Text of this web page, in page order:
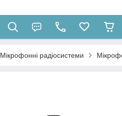
Мікрофонні радіосистеми